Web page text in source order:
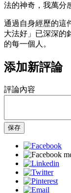
法的神奇，我萬分
通過自身經歷的這
大法好」已深深的
的每一個人。
添加新評論
評論內容
保存